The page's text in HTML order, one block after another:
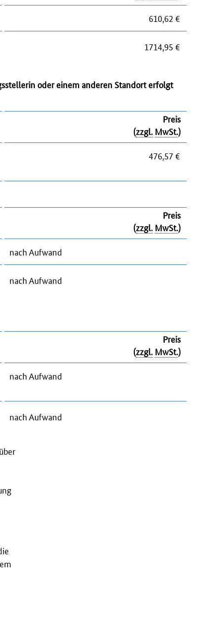
610,62 €
1714,95 €
oder einem anderen Standort erfolgt
Preis
(zzgl. MwSt.)
476,57 €
Preis
(zzgl. MwSt.)
nach Aufwand
nach Aufwand
Preis
(zzgl. MwSt.)
nach Aufwand
nach Aufwand